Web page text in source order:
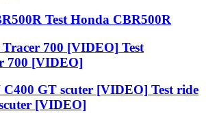
Test Honda CBR500R
Test
700 [VIDEO]
Test ride
[VIDEO]